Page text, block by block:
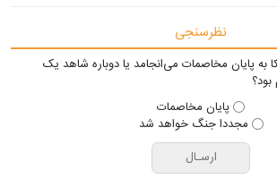
نظرسنجی
به پایان مخاصمات می‌انجامد یا دوباره شاهد یک
پایان مخاصمات
مجددا جنگ خواهد شد